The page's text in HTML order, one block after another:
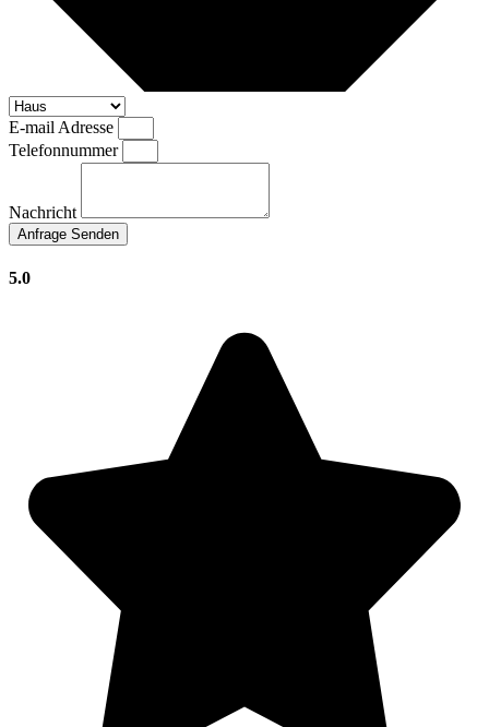
E-mail Adresse
Telefonnummer
Nachricht
Anfrage Senden
5.0